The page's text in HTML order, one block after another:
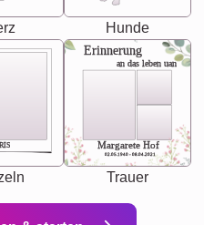
Hunde
Erinnerung
an das leben uan
Margarete Hof
02.05.1940 - 08.04.2021
Trauer